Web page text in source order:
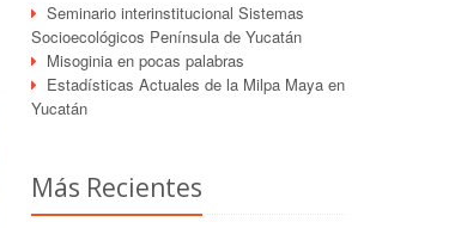
Seminario interinstitucional Sistemas
Socioecológicos Península de Yucatán
Misoginia en pocas palabras
Estadísticas Actuales de la Milpa Maya en
Yucatán
Más Recientes